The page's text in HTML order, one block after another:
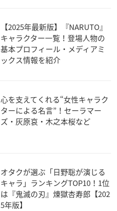
【2025年最新版】『NARUTO』
キャラクター一覧！登場人物の
基本プロフィール・メディアミ
ックス情報を紹介
心を支えてくれる“女性キャラク
ターによる名言”！セーラマー
ズ・灰原哀・木之本桜など
オタクが選ぶ「日野聡が演じる
キャラ」ランキングTOP10！1位
は『鬼滅の刃』煉󠄁獄杏寿郎【202
5年版】